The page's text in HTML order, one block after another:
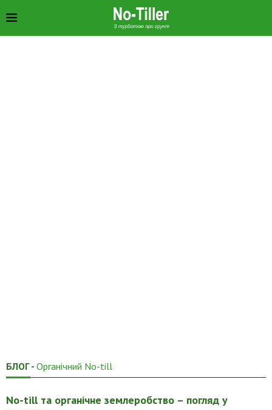
БЛОГ - Органічний No-till
No-till та органічне землеробство – погляд у